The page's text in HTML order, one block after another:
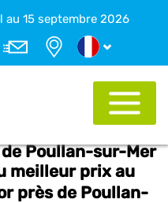
15 septembre 2026
Poullan-sur-Mer
meilleur prix au
près de Poullan-